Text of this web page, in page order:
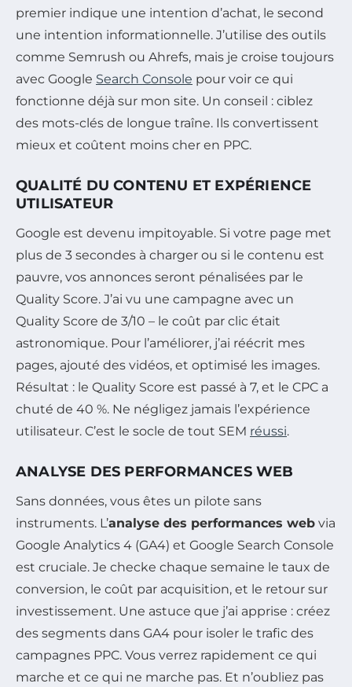
premier indique une intention d’achat, le second
une intention informationnelle. J’utilise des outils
comme Semrush ou Ahrefs, mais je croise toujours
avec Google Search Console pour voir ce qui
fonctionne déjà sur mon site. Un conseil : ciblez
des mots-clés de longue traîne. Ils convertissent
mieux et coûtent moins cher en PPC.
QUALITÉ DU CONTENU ET EXPÉRIENCE
UTILISATEUR
Google est devenu impitoyable. Si votre page met
plus de 3 secondes à charger ou si le contenu est
pauvre, vos annonces seront pénalisées par le
Quality Score. J’ai vu une campagne avec un
Quality Score de 3/10 – le coût par clic était
astronomique. Pour l’améliorer, j’ai réécrit mes
pages, ajouté des vidéos, et optimisé les images.
Résultat : le Quality Score est passé à 7, et le CPC a
chuté de 40 %. Ne négligez jamais l’expérience
utilisateur. C’est le socle de tout SEM réussi.
ANALYSE DES PERFORMANCES WEB
Sans données, vous êtes un pilote sans
instruments. L’analyse des performances web via
Google Analytics 4 (GA4) et Google Search Console
est cruciale. Je checke chaque semaine le taux de
conversion, le coût par acquisition, et le retour sur
investissement. Une astuce que j’ai apprise : créez
des segments dans GA4 pour isoler le trafic des
campagnes PPC. Vous verrez rapidement ce qui
marche et ce qui ne marche pas. Et n’oubliez pas